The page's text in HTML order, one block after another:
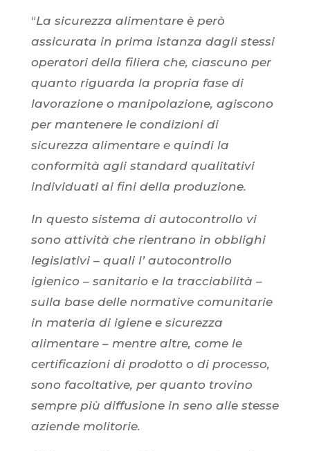
“La sicurezza alimentare è però
assicurata in prima istanza dagli stessi
operatori della filiera che, ciascuno per
quanto riguarda la propria fase di
lavorazione o manipolazione, agiscono
per mantenere le condizioni di
sicurezza alimentare e quindi la
conformità agli standard qualitativi
individuati ai fini della produzione.
In questo sistema di autocontrollo vi
sono attività che rientrano in obblighi
legislativi – quali l’ autocontrollo
igienico – sanitario e la tracciabilità –
sulla base delle normative comunitarie
in materia di igiene e sicurezza
alimentare – mentre altre, come le
certificazioni di prodotto o di processo,
sono facoltative, per quanto trovino
sempre più diffusione in seno alle stesse
aziende molitorie.